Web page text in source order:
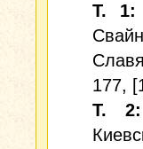
Т. 1:
177,
Т. 2: